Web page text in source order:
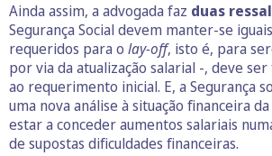
Ainda assim, a advogada faz duas
Segurança Social devem manter-se
requeridos para o lay-off, isto é, para
por via da atualização salarial -, deve
ao requerimento inicial. E, a Segurança
uma nova análise à situação financeira
estar a conceder aumentos salariais
de supostas dificuldades financeiras.